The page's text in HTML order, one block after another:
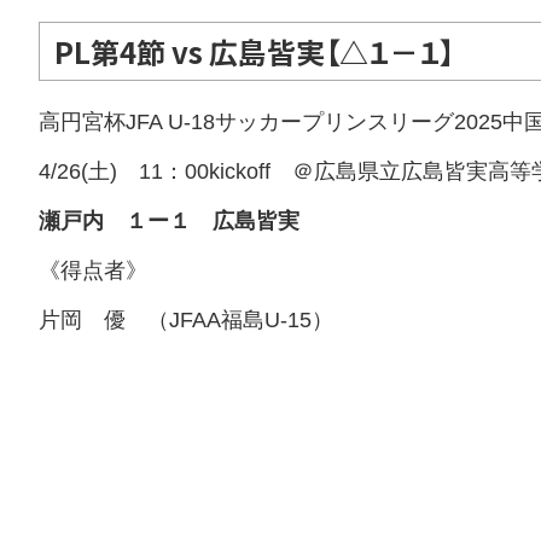
PL第4節 vs 広島皆実【△１－１】
高円宮杯JFA U-18サッカープリンスリーグ2025中国
4/26(土) 11：00kickoff ＠広島県立広島皆実高等
瀬戸内 １ー１ 広島皆実
《得点者》
片岡 優 （JFAA福島U-15）